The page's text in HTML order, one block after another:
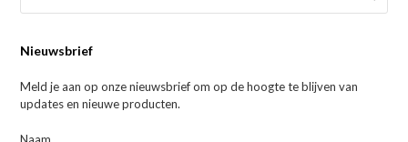
Nieuwsbrief
Meld je aan op onze nieuwsbrief om op de hoogte te blijven van
updates en nieuwe producten.